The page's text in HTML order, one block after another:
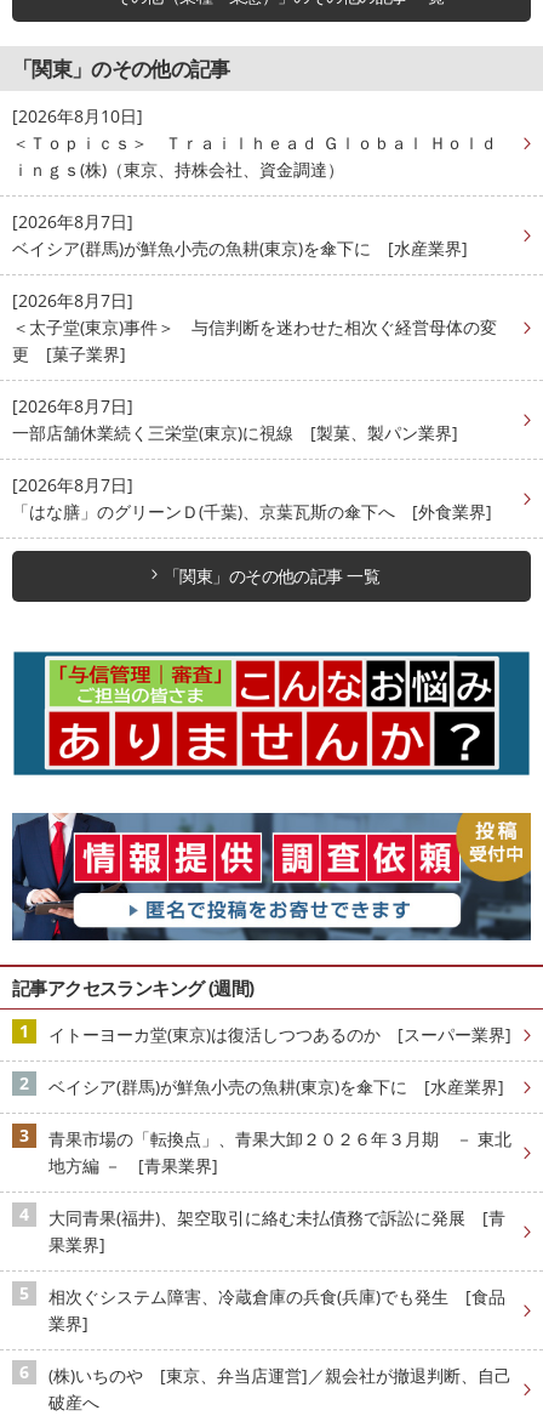
「関東」のその他の記事
[2026年8月10日]
＜Ｔｏｐｉｃｓ＞ Ｔｒａｉｌｈｅａｄ Ｇｌｏｂａｌ Ｈｏｌｄ
ｉｎｇｓ(株)（東京、持株会社、資金調達）
[2026年8月7日]
ベイシア(群馬)が鮮魚小売の魚耕(東京)を傘下に [水産業界]
[2026年8月7日]
＜太子堂(東京)事件＞ 与信判断を迷わせた相次ぐ経営母体の変
更 [菓子業界]
[2026年8月7日]
一部店舗休業続く三栄堂(東京)に視線 [製菓、製パン業界]
[2026年8月7日]
「はな膳」のグリーンＤ(千葉)、京葉瓦斯の傘下へ [外食業界]
「関東」のその他の記事 一覧
記事アクセスランキング (週間)
イトーヨーカ堂(東京)は復活しつつあるのか [スーパー業界]
ベイシア(群馬)が鮮魚小売の魚耕(東京)を傘下に [水産業界]
青果市場の「転換点」、青果大卸２０２６年３月期 － 東北
地方編 － [青果業界]
大同青果(福井)、架空取引に絡む未払債務で訴訟に発展 [青
果業界]
相次ぐシステム障害、冷蔵倉庫の兵食(兵庫)でも発生 [食品
業界]
(株)いちのや [東京、弁当店運営]／親会社が撤退判断、自己
破産へ